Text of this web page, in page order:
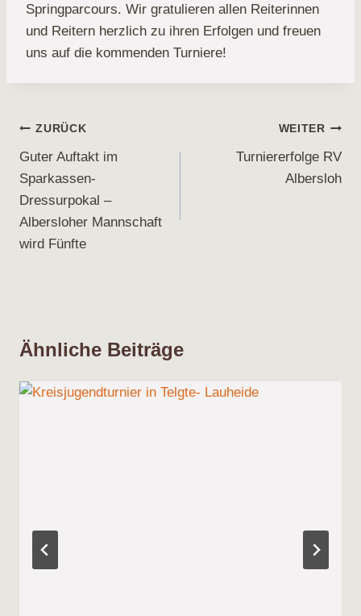
Springparcours. Wir gratulieren allen Reiterinnen
und Reitern herzlich zu ihren Erfolgen und freuen
uns auf die kommenden Turniere!
Beitragsnavigation
ZURÜCK
Guter Auftakt im
Sparkassen-
Dressurpokal –
Albersloher Mannschaft
wird Fünfte
WEITER
Turniererfolge RV
Albersloh
Ähnliche Beiträge